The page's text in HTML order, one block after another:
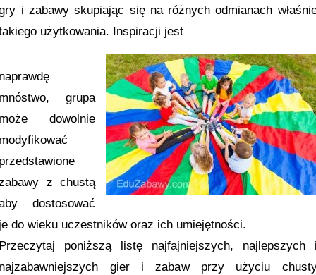
i zabawy skupiając się na różnych odmianach
użytkowania. Inspiracji jest
grupa
dowolnie
z chustą
dostosować
do wieku uczestników oraz ich umiejętności.
poniższą listę najfajniejszych, najlepszych
gier i zabaw przy użyciu